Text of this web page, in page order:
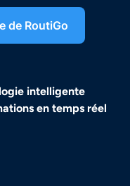
de RoutiGo
intelligente
en temps réel